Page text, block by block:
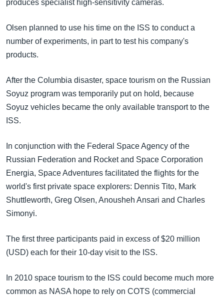
ကျော်
produces specialist high-sensitivity cameras.
Olsen planned to use his time on the ISS to conduct a
number of experiments, in part to test his company's
products.
After the Columbia disaster, space tourism on the Russian
Soyuz program was temporarily put on hold, because
Soyuz vehicles became the only available transport to the
ISS.
In conjunction with the Federal Space Agency of the
Russian Federation and Rocket and Space Corporation
Energia, Space Adventures facilitated the flights for the
world's first private space explorers: Dennis Tito, Mark
Shuttleworth, Greg Olsen, Anousheh Ansari and Charles
Simonyi.
The first three participants paid in excess of $20 million
(USD) each for their 10-day visit to the ISS.
In 2010 space tourism to the ISS could become much more
common as NASA hope to rely on COTS (commercial